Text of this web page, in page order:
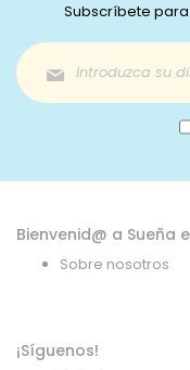
Subscríbete
a
de
Bienvenid@ a Sueña
Sobre nosotros
¡Síguenos!